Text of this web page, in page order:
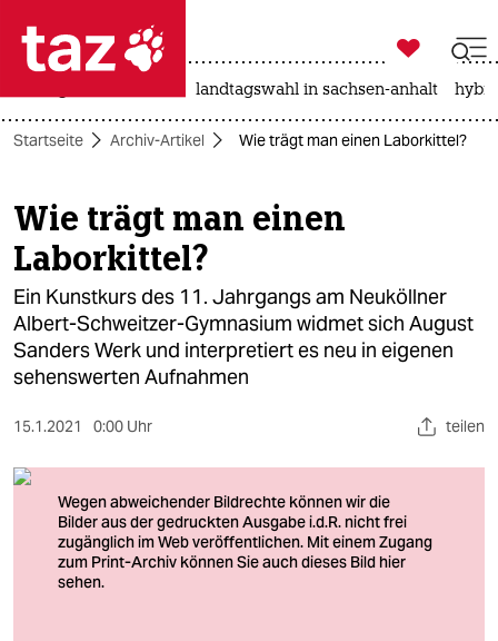
 taz zahl ich
taz zahl ich
themen
politik
öko
gesellschaft
berlin
nord

taz zahl ich
landtagswahl in sachsen-anhalt
Startseite Archiv-Artikel Wie trägt man einen Laborkittel?
Wie trägt man einen
Laborkittel?
Ein Kunstkurs des 11. Jahrgangs am Neuköllner
Albert-Schweitzer-Gymnasium widmet sich August
Sanders Werk und interpretiert es neu in eigenen
sehenswerten Aufnahmen
15.1.2021 0:00 Uhr teilen